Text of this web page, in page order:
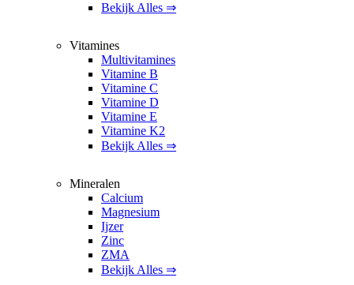
Bekijk Alles ⇒
Vitamines
Multivitamines
Vitamine B
Vitamine C
Vitamine D
Vitamine E
Vitamine K2
Bekijk Alles ⇒
Mineralen
Calcium
Magnesium
Ijzer
Zinc
ZMA
Bekijk Alles ⇒